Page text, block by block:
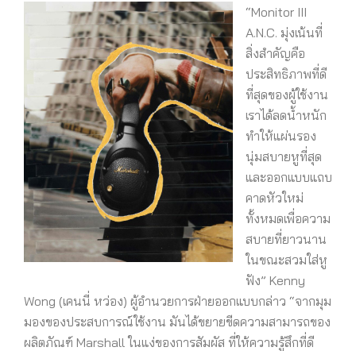
“Monitor III
A.N.C. มุ่งเน้นที่
สิ่งสำคัญคือ
ประสิทธิภาพที่ดี
ที่สุดของผู้ใช้งาน
เราได้ลดน้ำหนัก
ทำให้แผ่นรอง
นุ่มสบายหูที่สุด
และออกแบบแถบ
คาดหัวใหม่
ทั้งหมดเพื่อความ
สบายที่ยาวนาน
ในขณะสวมใส่หู
ฟัง” Kenny
Wong (เคนนี่ หว่อง) ผู้อำนวยการฝ่ายออกแบบกล่าว “จากมุม
มองของประสบการณ์ใช้งาน มันได้ขยายขีดความสามารถของ
ผลิตภัณฑ์ Marshall ในแง่ของการสัมผัส ที่ให้ความรู้สึกที่ดี